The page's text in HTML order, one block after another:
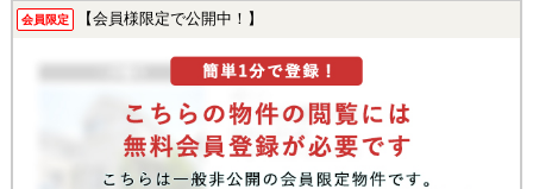
会員限定 【会員様限定で公開中！】